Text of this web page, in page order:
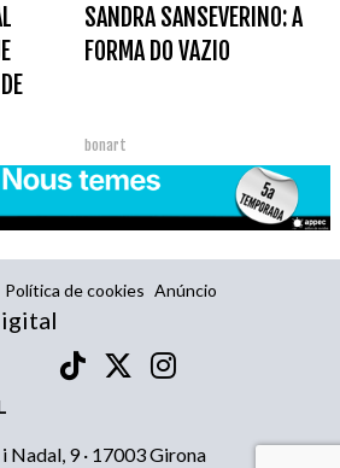
SANDRA SANSEVERINO: A
FORMA DO VAZIO
bonart
Política de cookies Anúncio
9 · 17003 Girona